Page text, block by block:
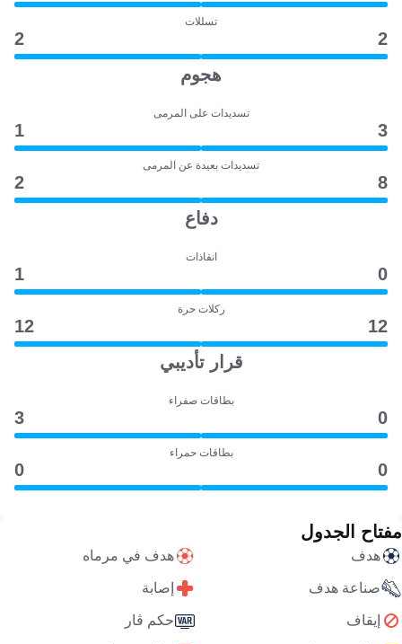
تسللات
2
2
هجوم
تسديدات على المرمى
3
1
تسديدات بعيدة عن المرمى
8
2
دفاع
انقاذات
0
1
ركلات حرة
12
12
قرار تأديبي
بطاقات صفراء
0
3
بطاقات حمراء
0
0
مفتاح الجدول
هدف هدف في مرماه
صناعة هدف إصابة
إيقاف حكم ڤار